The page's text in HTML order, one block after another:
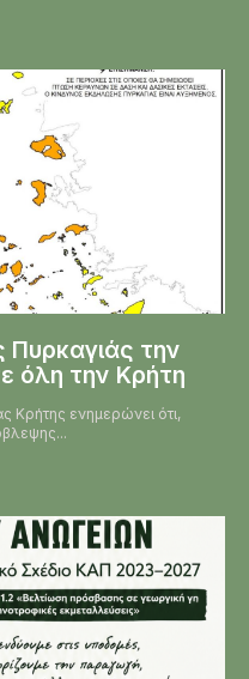
την
όλη την Κρήτη
Κρήτης ενημερώνει ότι,